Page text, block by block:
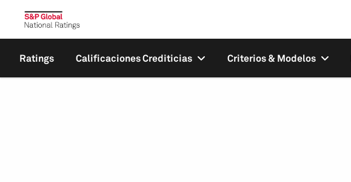
Ratings Calificaciones Crediticias Criterios & Modelos